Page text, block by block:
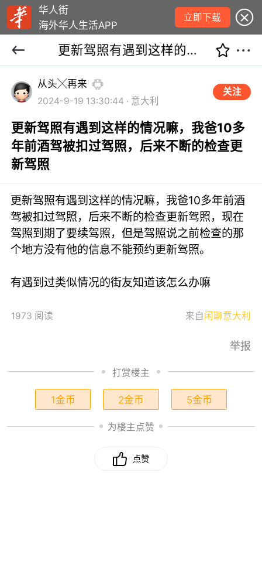
华人街
海外华人生活APP
立即下载
更新驾照有遇到这样的情况嘛，我爸10多年前酒驾被扣过驾照，后来不断的检查更新驾照
从头╳再来
2024-9-19 13:30:44 · 意大利
关注
更新驾照有遇到这样的情况嘛，我爸10多
年前酒驾被扣过驾照，后来不断的检查更
新驾照
更新驾照有遇到这样的情况嘛，我爸10多年前酒
驾被扣过驾照，后来不断的检查更新驾照，现在
驾照到期了要续驾照，但是驾照说之前检查的那
个地方没有他的信息不能预约更新驾照。
有遇到过类似情况的街友知道该怎么办嘛
1973 阅读 来自 闲聊意大利
举报
打赏楼主
1金币 2金币 5金币
为楼主点赞
点赞